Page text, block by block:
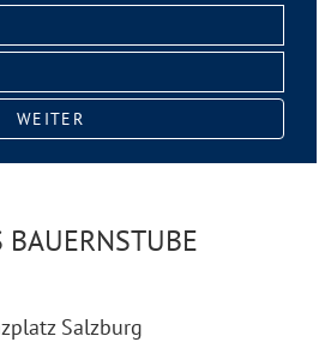
WEITER
Salzburg